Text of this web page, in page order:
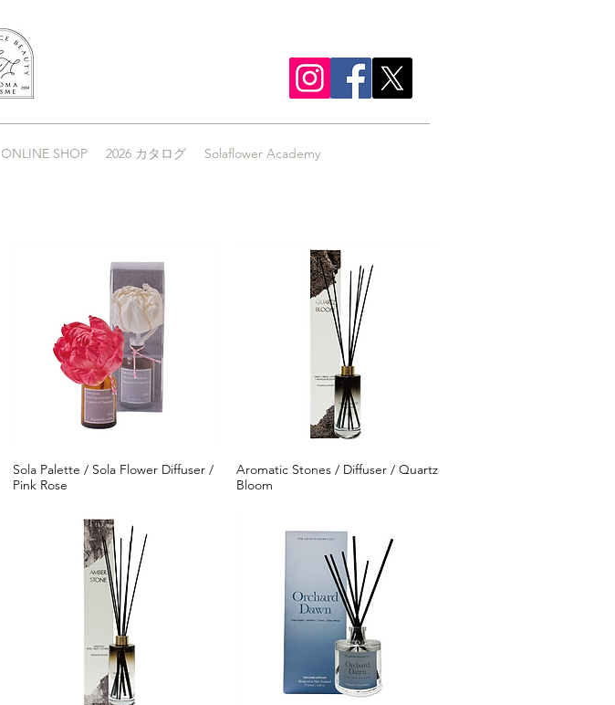
ONLINE SHOP 2026 カタログ Solaflower Academy
クイックビュー
Sola Palette / Sola Flower Diffuser /
Pink Rose
クイックビュー
Aromatic Stones / Diffuser / Quartz
Bloom